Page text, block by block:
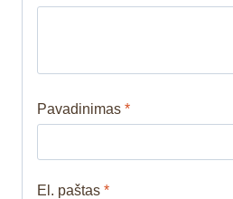
Pavadinimas *
El. paštas *